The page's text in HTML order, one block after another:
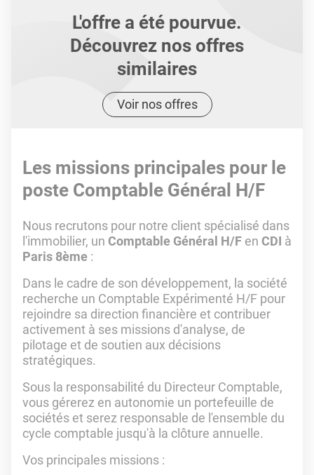
L'offre a été pourvue.
Découvrez nos offres
similaires
Voir nos offres
Les missions principales pour le
poste Comptable Général H/F
Nous recrutons pour notre client spécialisé dans
l'immobilier, un Comptable Général H/F en CDI à
Paris 8ème :
Dans le cadre de son développement, la société
recherche un Comptable Expérimenté H/F pour
rejoindre sa direction financière et contribuer
activement à ses missions d'analyse, de
pilotage et de soutien aux décisions
stratégiques.
Sous la responsabilité du Directeur Comptable,
vous gérerez en autonomie un portefeuille de
sociétés et serez responsable de l'ensemble du
cycle comptable jusqu'à la clôture annuelle.
Vos principales missions :